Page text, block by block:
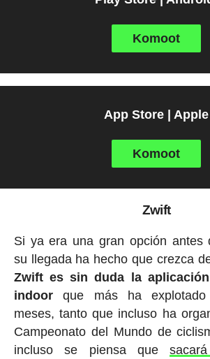
Komoot
App Store | Apple
Komoot
Zwift
Si ya era una gran opción antes
su llegada ha hecho que crezca
Zwift es sin duda la
indoorque más ha explotado
meses, tanto que incluso ha
Campeonato del Mundo de
incluso se piensa que